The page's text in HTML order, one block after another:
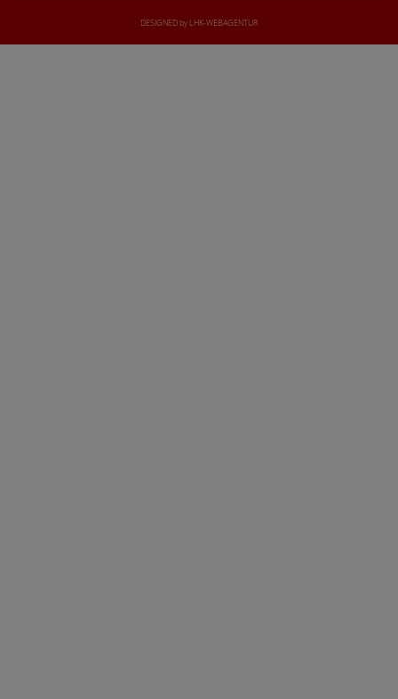
DESIGNED by LHK-WEBAGENTUR